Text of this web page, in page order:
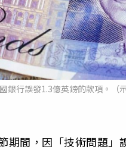
銀行誤發1.3億英鎊的款項。（
期間，因「技術問題